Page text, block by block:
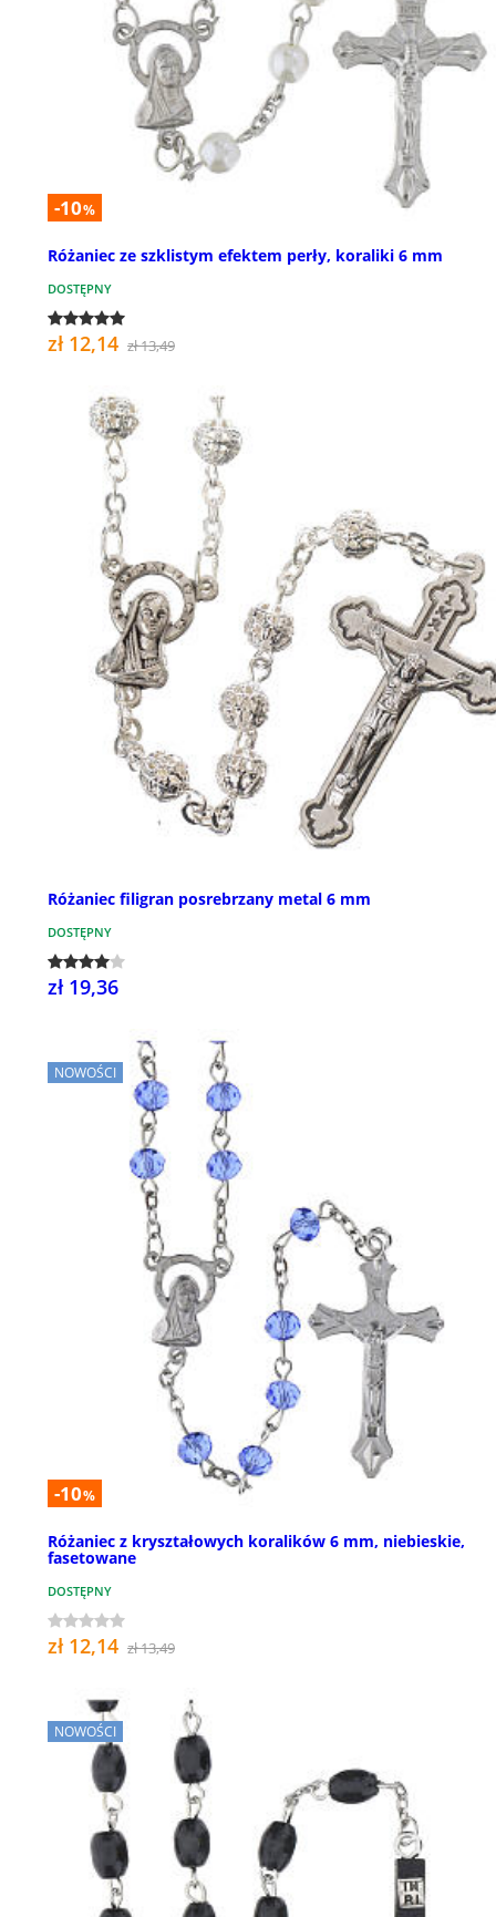
-10%
Różaniec ze szklistym efektem perły, koraliki 6 mm
DOSTĘPNY
zł 12,14 zł 13,49
Różaniec filigran posrebrzany metal 6 mm
DOSTĘPNY
zł 19,36
NOWOŚCI
-10%
Różaniec z kryształowych koralików 6 mm, niebieskie,
fasetowane
DOSTĘPNY
zł 12,14 zł 13,49
NOWOŚCI